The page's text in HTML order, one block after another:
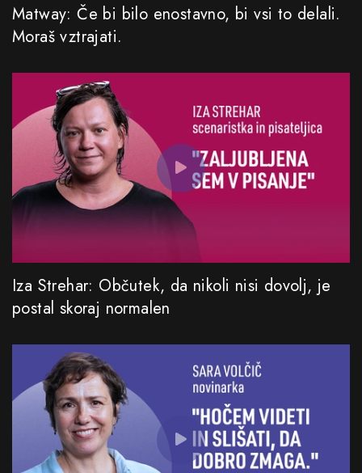
Matway: Če bi bilo enostavno, bi vsi to delali.
Moraš vztrajati.
Iza Strehar: Občutek, da nikoli nisi dovolj, je
postal skoraj normalen